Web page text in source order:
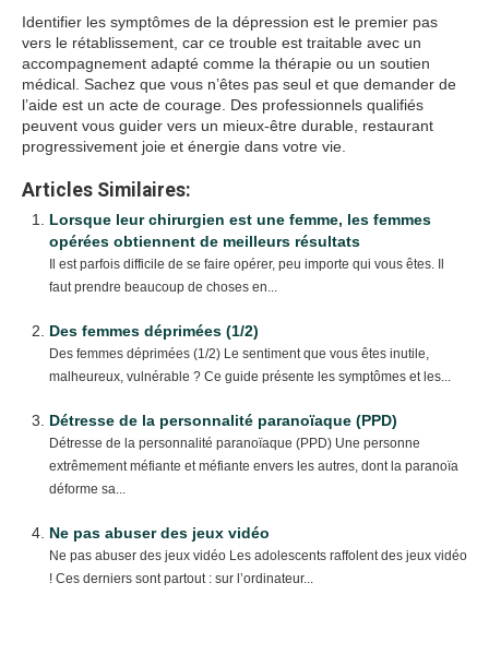
Identifier les symptômes de la dépression est le premier pas
vers le rétablissement, car ce trouble est traitable avec un
accompagnement adapté comme la thérapie ou un soutien
médical. Sachez que vous n’êtes pas seul et que demander de
l’aide est un acte de courage. Des professionnels qualifiés
peuvent vous guider vers un mieux-être durable, restaurant
progressivement joie et énergie dans votre vie.
Articles Similaires:
Lorsque leur chirurgien est une femme, les femmes
opérées obtiennent de meilleurs résultats
Il est parfois difficile de se faire opérer, peu importe qui vous êtes. Il
faut prendre beaucoup de choses en...
Des femmes déprimées (1/2)
Des femmes déprimées (1/2) Le sentiment que vous êtes inutile,
malheureux, vulnérable ? Ce guide présente les symptômes et les...
Détresse de la personnalité paranoïaque (PPD)
Détresse de la personnalité paranoïaque (PPD) Une personne
extrêmement méfiante et méfiante envers les autres, dont la paranoïa
déforme sa...
Ne pas abuser des jeux vidéo
Ne pas abuser des jeux vidéo Les adolescents raffolent des jeux vidéo
! Ces derniers sont partout : sur l’ordinateur...